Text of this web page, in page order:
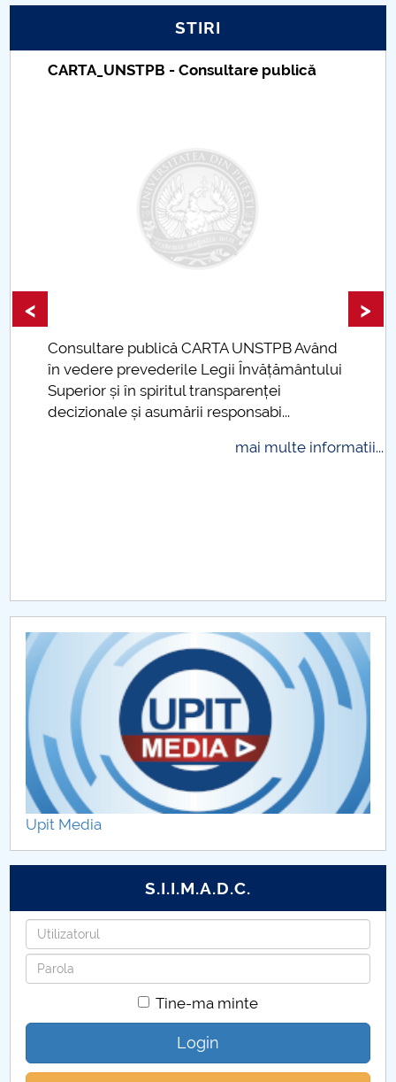
Proiect PRIM STUD
Protecția datelor personale
UNIVERSITATE pentru comunitate
IOSUD/CSUD-Doctorate
Comisie de etica unversitară
Accesibilitate pentru studenții cu dizabilități
Raportul Conducerii Centrului Universitar Pitești
privind implementarea Planului Operațional 2020-
Chestionar angajabilitate ALUMNI – UPB
CAR2026
MENIU CANTINA
Posturi vacante - personal nedidactic 2024
STIRI
CARTA_UNSTPB - Consultare publică
Consultare publică CARTA UNSTPB Având
în vedere prevederile Legii Învățământului
Superior și în spiritul transparenței
decizionale și asumării responsabi...
mai multe informatii...
< >
Upit Media
S.I.I.M.A.D.C.
Utilizatorul
Parola
Tine-ma minte
Login